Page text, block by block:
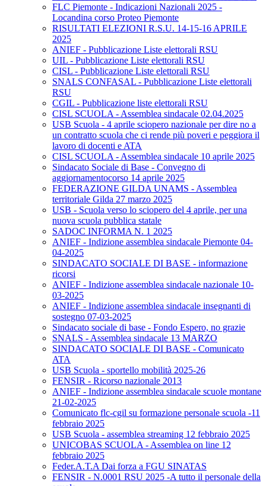
FLC Piemonte - Indicazioni Nazionali 2025 -
Locandina corso Proteo Piemonte
RISULTATI ELEZIONI R.S.U. 14-15-16 APRILE
2025
ANIEF - Pubblicazione Liste elettorali RSU
UIL - Pubblicazione Liste elettorali RSU
CISL - Pubblicazione Liste elettorali RSU
SNALS CONFASAL - Pubblicazione Liste elettorali
RSU
CGIL - Pubblicazione liste elettorali RSU
CISL SCUOLA - Assemblea sindacale 02.04.2025
USB Scuola - 4 aprile sciopero nazionale per dire no a
un contratto scuola che ci rende più poveri e peggiora il
lavoro di docenti e ATA
CISL SCUOLA - Assemblea sindacale 10 aprile 2025
Sindacato Sociale di Base - Convegno di
aggiornamentocorso 14 aprile 2025
FEDERAZIONE GILDA UNAMS - Assemblea
territoriale Gilda 27 marzo 2025
USB - Scuola verso lo sciopero del 4 aprile, per una
nuova scuola pubblica statale
SADOC INFORMA N. 1 2025
ANIEF - Indizione assemblea sindacale Piemonte 04-
04-2025
SINDACATO SOCIALE DI BASE - informazione
ricorsi
ANIEF - Indizione assemblea sindacale nazionale 10-
03-2025
ANIEF - Indizione assemblea sindacale insegnanti di
sostegno 07-03-2025
Sindacato sociale di base - Fondo Espero, no grazie
SNALS - Assemblea sindacale 13 MARZO
SINDACATO SOCIALE DI BASE - Comunicato
ATA
USB Scuola - sportello mobilità 2025-26
FENSIR - Ricorso nazionale 2013
ANIEF - Indizione assemblea sindacale scuole montane
21-02-2025
Comunicato flc-cgil su formazione personale scuola -11
febbraio 2025
USB Scuola - assemblea streaming 12 febbraio 2025
UNICOBAS SCUOLA - Assemblea on line 12
febbraio 2025
Feder.A.T.A Dai forza a FGU SINATAS
FENSIR - N.0001 RSU 2025 -A tutto il personale della